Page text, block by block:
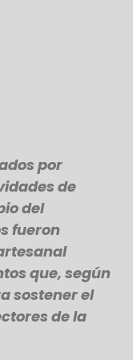
por
de
del
fueron
que, según
sostener el
de la